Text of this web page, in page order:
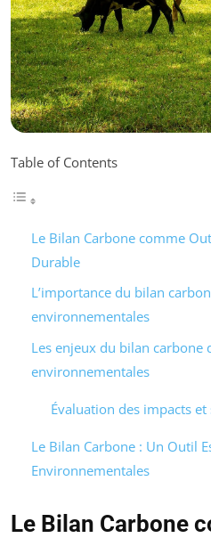
Table of Contents
Le Bilan Carbone comme
Durable
L’importance du bilan
environnementales
Les enjeux du bilan carbone
environnementales
Évaluation des impacts
Le Bilan Carbone : Un Outil
Environnementales
Le Bilan Carbone